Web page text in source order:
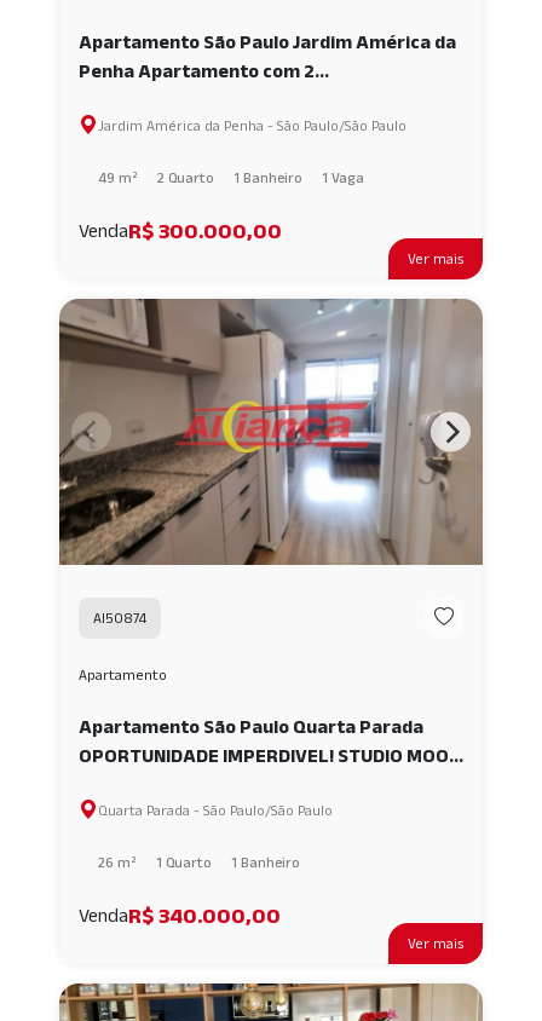
Ver mais
Apartamento São Paulo Jardim América da
Penha Apartamento com 2
Jardim América da Penha - São Paulo/São Paulo
49 m² 2 Quarto 1 Banheiro 1 Vaga
VendaR$ 300.000,00
Ver mais
AI50874
Apartamento
Apartamento São Paulo Quarta Parada
OPORTUNIDADE IMPERDIVEL! STUDIO MOOV
PAULO. AI50874
Quarta Parada - São Paulo/São Paulo
26 m² 1 Quarto 1 Banheiro
VendaR$ 340.000,00